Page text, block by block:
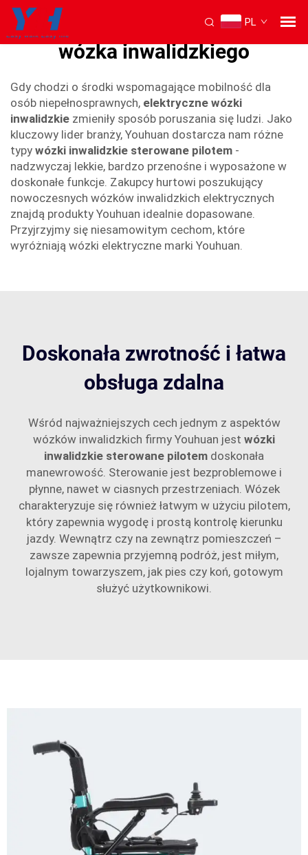
PL
kontroler zdalny elektrycznego
wózka inwalidzkiego
Gdy chodzi o środki wspomagające mobilność dla
osób niepełnosprawnych, elektryczne wózki
inwalidzkie zmieniły sposób poruszania się ludzi. Jako
kluczowy lider branży, Youhuan dostarcza nam różne
typy wózki inwalidzkie sterowane pilotem -
nadzwyczaj lekkie, bardzo przenośne i wyposażone w
doskonałe funkcje. Zakupcy hurtowi poszukujący
nowoczesnych wózków inwalidzkich elektrycznych
znajdą produkty Youhuan idealnie dopasowane.
Przyjrzyjmy się niesamowitym cechom, które
wyróżniają wózki elektryczne marki Youhuan.
Doskonała zwrotność i łatwa
obsługa zdalna
Wśród najważniejszych cech jednym z aspektów
wózków inwalidzkich firmy Youhuan jest wózki
inwalidzkie sterowane pilotem doskonała
manewrowość. Sterowanie jest bezproblemowe i
płynne, nawet w ciasnych przestrzeniach. Wózek
charakteryzuje się również łatwym w użyciu pilotem,
który zapewnia wygodę i prostą kontrolę kierunku
jazdy. Wewnątrz czy na zewnątrz pomieszczeń –
zawsze zapewnia przyjemną podróż, jest miłym,
lojalnym towarzyszem, jak pies czy koń, gotowym
służyć użytkownikowi.